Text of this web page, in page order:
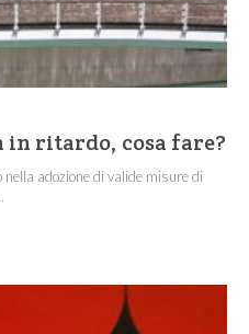
in ritardo, cosa fare?
nella adozione di valide misure di